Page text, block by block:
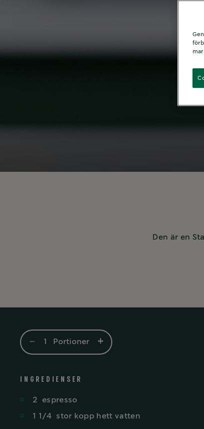
Den är en
- 1 Portioner +
INGREDIENSER
2 espresso
1 1/4 stor kopp hett vatten